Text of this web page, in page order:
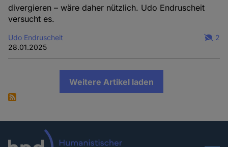
divergieren – wäre daher nützlich. Udo Endruscheit
versucht es.
Udo Endruscheit
28.01.2025
2
Weitere Artikel laden